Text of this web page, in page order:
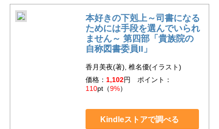
本好きの下剋上～司書になる
ためには手段を選んでいられ
ません～ 第四部「貴族院の
自称図書委員II」
香月美夜(著), 椎名優(イラスト)
価格： 1,102円 ポイント：
110pt（9%）
Kindleストアで調べる